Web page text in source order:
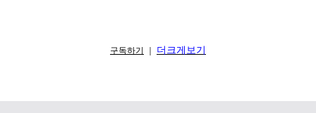
구독하기 ｜ 더크게보기